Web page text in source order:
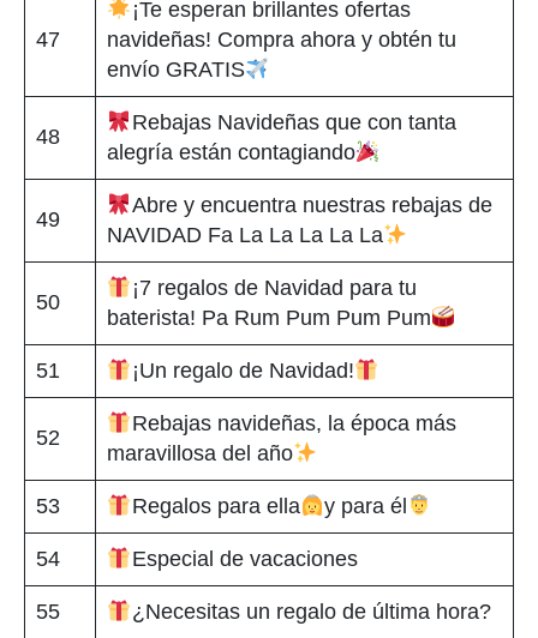
47
¡Te esperan brillantes ofertas
navideñas! Compra ahora y obtén tu
envío GRATIS
48
Rebajas Navideñas que con tanta
alegría están contagiando
49
Abre y encuentra nuestras rebajas de
NAVIDAD Fa La La La La La
50
¡7 regalos de Navidad para tu
baterista! Pa Rum Pum Pum Pum
51 ¡Un regalo de Navidad!
52
Rebajas navideñas, la época más
maravillosa del año
53 Regalos para ella y para él
54 Especial de vacaciones
55 ¿Necesitas un regalo de última hora?